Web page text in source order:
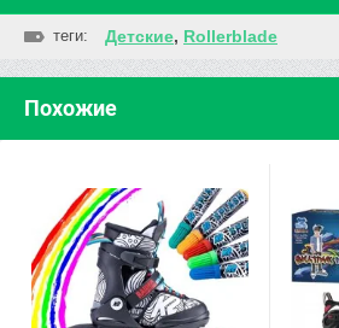
теги: Детские, Rollerblade
Похожие